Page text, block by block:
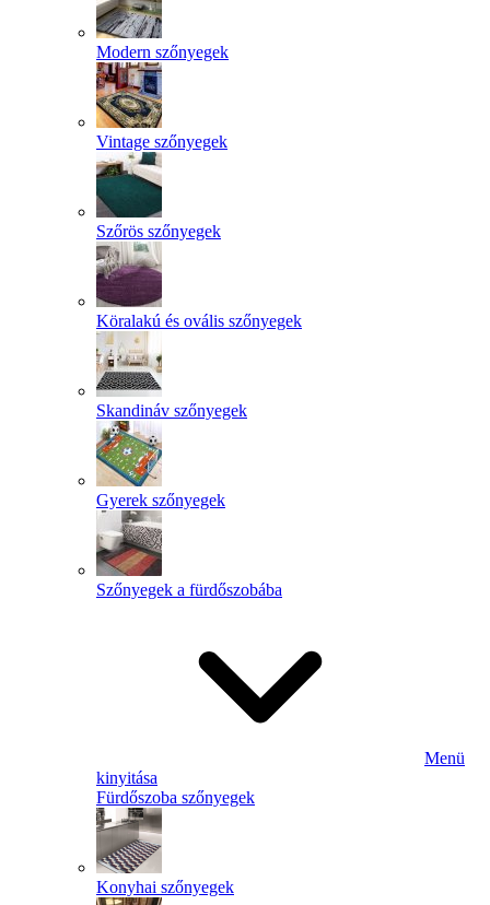
Modern szőnyegek
Vintage szőnyegek
Szőrös szőnyegek
Köralakú és ovális szőnyegek
Skandináv szőnyegek
Gyerek szőnyegek
Szőnyegek a fürdőszobába
Menü
kinyitása
Fürdőszoba szőnyegek
Konyhai szőnyegek